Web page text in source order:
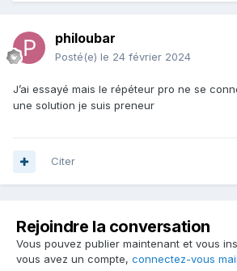
philoubar
Posté(e) le 24 février 2024
J’ai essayé mais le répéteur pro ne se
une solution je suis preneur
Citer
Rejoindre la conversation
Vous pouvez publier maintenant et vous
vous avez un compte, connectez-vous